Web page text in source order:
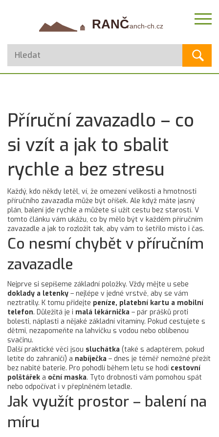
Příruční zavazadlo – co
si vzít a jak to sbalit
rychle a bez stresu
Každý, kdo někdy letěl, ví, že omezení velikosti a hmotnosti
příručního zavazadla může být oříšek. Ale když máte jasný
plán, balení jde rychle a můžete si užít cestu bez starostí. V
tomto článku vám ukážu, co by mělo být v každém příručním
zavazadle a jak to rozložit tak, aby vám to šetřilo místo i čas.
Co nesmí chybět v příručním
zavazadle
Nejprve si sepíšeme základní položky. Vždy mějte u sebe
doklady a letenky – nejlépe v jedné vrstvě, aby se vám
neztratily. K tomu přidejte peníze, platební kartu a mobilní
telefon. Důležitá je i malá lékárnička – pár prášků proti
bolesti, náplasti a nějaké základní vitamíny. Pokud cestujete s
dětmi, nezapomeňte na lahvičku s vodou nebo oblíbenou
svačinu.
Další praktické věci jsou sluchátka (také s adaptérem, pokud
letíte do zahraničí) a nabíječka – dnes je téměř nemožné přežít
bez nabité baterie. Pro pohodlí během letu se hodí cestovní
polštářek a oční maska. Tyto drobnosti vám pomohou spát
nebo odpočívat i v přeplněném letadle.
Jak využít prostor – balení na
míru